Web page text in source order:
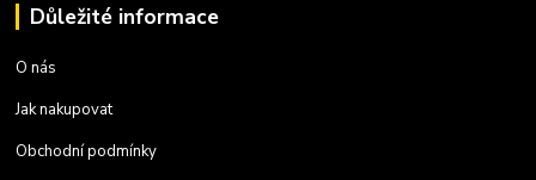
Důležité informace
O nás
Jak nakupovat
Obchodní podmínky